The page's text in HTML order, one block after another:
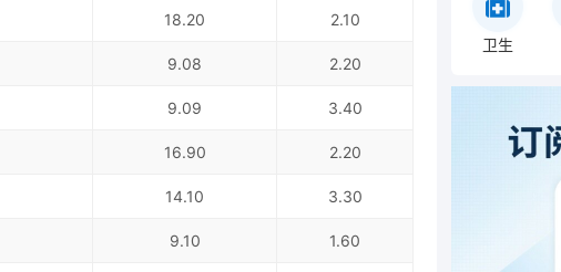
18.20 2.10
9.08 2.20
9.09 3.40
16.90 2.20
14.10 3.30
9.10 1.60
卫生